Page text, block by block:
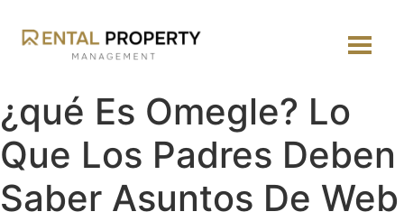
¿qué Es Omegle? Lo
Que Los Padres Deben
Saber Asuntos De Web